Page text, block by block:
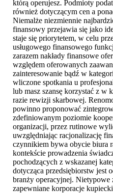
którą operujesz. Podmioty
również dotyczącym cen a
Niemalże niezmiennie
finansowy przejawia się jako
staje się priorytetem, w celu
usługowego finansowego
zarazem nakłady finansowe
względem oferowanych
zainteresowanie bądź w
wliczone spotkania u
lub masz szansę korzystać z w
razie rewizji skarbowej.
powinno proponować
zdefiniowanym poziomie
organizacji, przez rutinowe
uwzględniając racjonalizację
czynnikiem bywa obycie biura
kontekście prowadzenia
pochodzących z wskazanej
dotycząca przedsiębiorstw jest
branży operacyjnej. Nietypowe
zapewniane korporacje